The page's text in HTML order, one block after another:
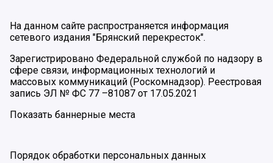
На данном сайте распространяется информация
сетевого издания "Брянский перекресток".
Зарегистрировано Федеральной службой по надзору в
сфере связи, информационных технологий и
массовых коммуникаций (Роскомнадзор). Реестровая
запись ЭЛ № ФС 77 –81087 от 17.05.2021
Показать баннерные места
Порядок обработки персональных данных